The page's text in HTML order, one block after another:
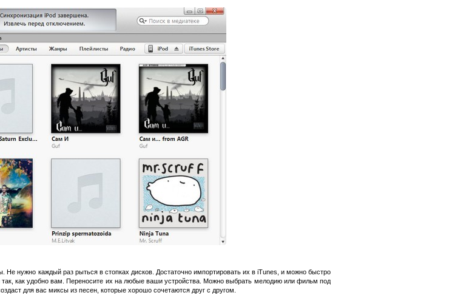
нужно каждый раз рыться в стопках дисков. Достаточно импортировать их в iTunes, и можно быстро
так, как удобно вам. Переносите их на любые ваши устройства. Можно выбрать мелодию или фильм под
для вас миксы из песен, которые хорошо сочетаются друг с другом.